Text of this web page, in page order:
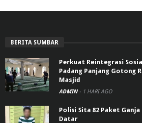
BERITA SUMBAR
Perkuat Reintegrasi
Padang Panjang Gotong
Masjid
ADMIN - 1 HARI AGO
Polisi Sita 82 Paket Ganja
Datar